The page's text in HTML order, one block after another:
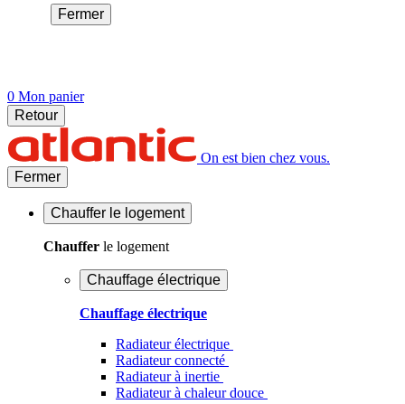
Fermer
0 Mon panier
Retour
On est bien chez vous.
Fermer
Chauffer le logement
Chauffer le logement
Chauffage électrique
Chauffage électrique
Radiateur électrique
Radiateur connecté
Radiateur à inertie
Radiateur à chaleur douce